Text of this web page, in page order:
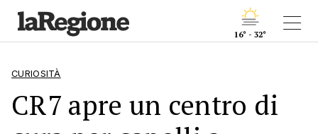
16° - 32°
CURIOSITÀ
CR7 apre un centro di